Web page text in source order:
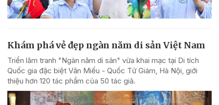
Khám phá vẻ đẹp ngàn năm di sản Việt Nam
Triển lãm tranh "Ngàn năm di sản" vừa khai mạc tại Di tích
Quốc gia đặc biệt Văn Miếu - Quốc Tử Giám, Hà Nội, giới
thiệu hơn 120 tác phẩm của 50 tác giả.